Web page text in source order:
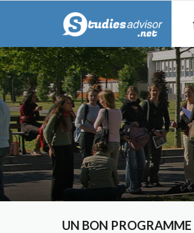
UN BON PROGRAMME